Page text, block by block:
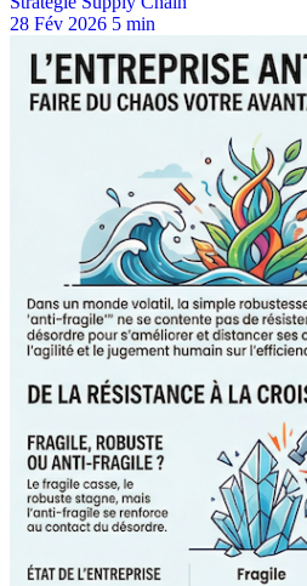
28 Fév 2026 5 min